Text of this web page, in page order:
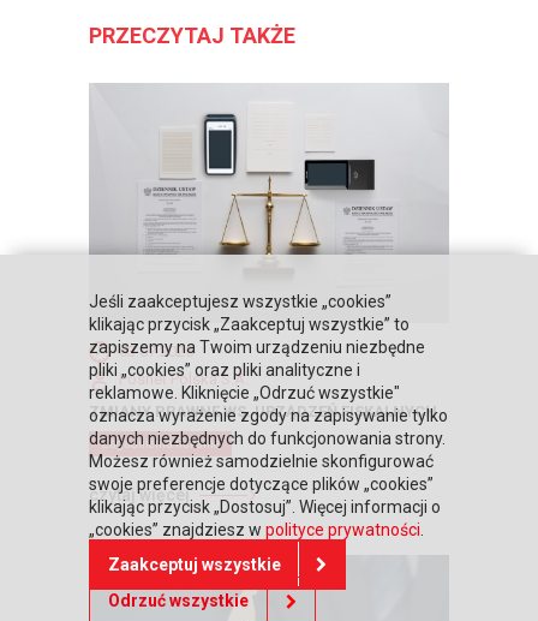
PRZECZYTAJ TAKŻE
03.07.2025
Posnet Polska S.A.
ZMIANY PRAWNE WS. URZĄDZEŃ FISKALNYCH
Zagadnienia fiskalne
czytaj więcej
Jeśli zaakceptujesz wszystkie „cookies”
klikając przycisk „Zaakceptuj wszystkie” to
zapiszemy na Twoim urządzeniu niezbędne
pliki „cookies” oraz pliki analityczne i
reklamowe. Kliknięcie „Odrzuć wszystkie"
oznacza wyrażenie zgody na zapisywanie tylko
danych niezbędnych do funkcjonowania strony.
Możesz również samodzielnie skonfigurować
swoje preferencje dotyczące plików „cookies”
klikając przycisk „Dostosuj”. Więcej informacji o
„cookies” znajdziesz w polityce prywatności
Zaakceptuj wszystkie
Odrzuć wszystkie